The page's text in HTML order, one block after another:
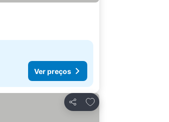
Ver preços
Partilhar
Adicionar aos favoritos